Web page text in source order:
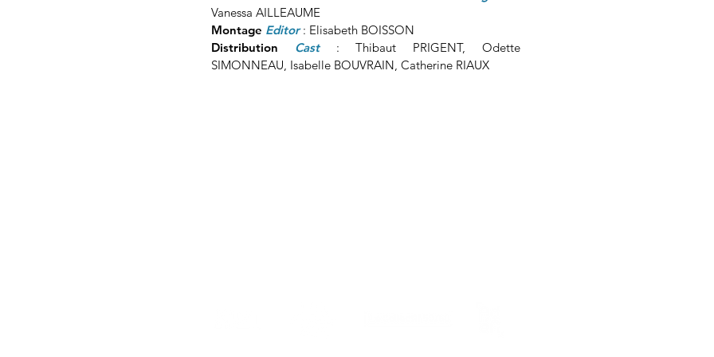
Vanessa AILLEAUME
Montage Editor : Elisabeth BOISSON
Distribution Cast
: Thibaut PRIGENT, Odette
SIMONNEAU, Isabelle BOUVRAIN, Catherine RIAUX